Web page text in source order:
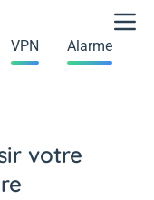
VPN Alarme
votre